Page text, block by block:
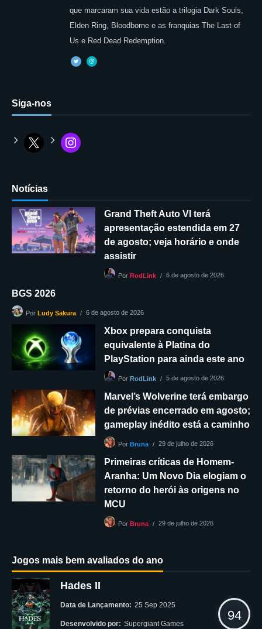
que marcaram sua vida estão a trilogia Dark Souls,
Elden Ring, Bloodborne e as franquias The Last of
Us e Red Dead Redemption.
Siga-nos
Notícias
Grand Theft Auto VI terá
apresentação estendida em 27
de agosto; veja horário e onde
assistir
Por RodLink 6 de agosto de 2026
BGS 2026
Por Ludy Sakura 6 de agosto de 2026
Xbox prepara conquista
equivalente à Platina do
PlayStation para ainda este ano
Por RodLink 5 de agosto de 2026
Marvel’s Wolverine terá embargo
de prévias encerrado em agosto;
gameplay inédito está a caminho
Por Bruna 29 de julho de 2026
Primeiras críticas de Homem-
Aranha: Um Novo Dia elogiam o
retorno do herói às origens no
MCU
Por Bruna 29 de julho de 2026
Jogos mais bem avaliados do ano
Hades II
Data de Lançamento: 25 Sep 2025
Desenvolvido por: Supergiant Games
94